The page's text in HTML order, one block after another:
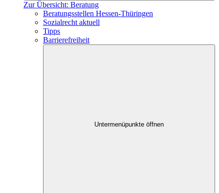
Zur Übersicht: Beratung
Beratungsstellen Hessen-Thüringen
Sozialrecht aktuell
Tipps
Barrierefreiheit
Untermenüpunkte öffnen